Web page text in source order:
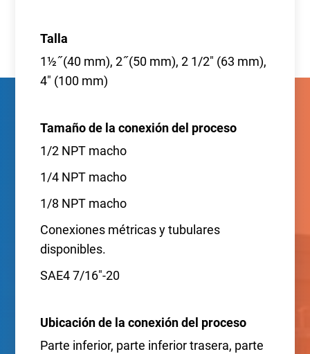
Talla
1½ ̋ (40 mm), 2 ̋ (50 mm), 2 1/2" (63 mm),
4" (100 mm)
Tamaño de la conexión del proceso
1/2 NPT macho
1/4 NPT macho
1/8 NPT macho
Conexiones métricas y tubulares
disponibles.
SAE4 7/16"-20
Ubicación de la conexión del proceso
Parte inferior, parte inferior trasera, parte